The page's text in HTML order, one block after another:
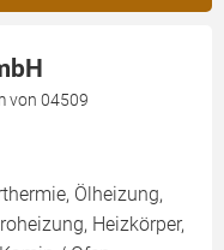
von 04509
Ölheizung,
Heizkörper,